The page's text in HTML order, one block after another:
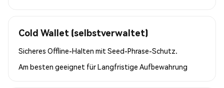
Cold Wallet (selbstverwaltet)
Sicheres Offline-Halten mit Seed-Phrase-Schutz.
Am besten geeignet fürLangfristige Aufbewahrung